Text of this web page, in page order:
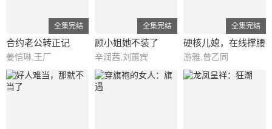
全集完结
合约老公转正记
姜恺琳,王厂
全集完结
顾小姐她不装了
辛润茜,刘蕙宾
全集完结
硬核儿媳，在线撑腰
游雅,曾乙同